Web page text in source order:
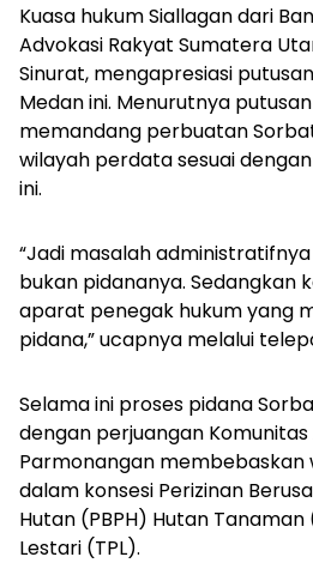
Kuasa hukum Siallagan dari
Advokasi Rakyat Sumatera
Sinurat, mengapresiasi
Medan ini. Menurutnya
memandang perbuatan
wilayah perdata sesuai
ini.
“Jadi masalah
bukan pidananya. Sedangkan
aparat penegak hukum yang
pidana,” ucapnya melalui
Selama ini proses pidana
dengan perjuangan
Parmonangan membebaskan
dalam konsesi Perizinan
Hutan (PBPH) Hutan Tanaman
Lestari (TPL).